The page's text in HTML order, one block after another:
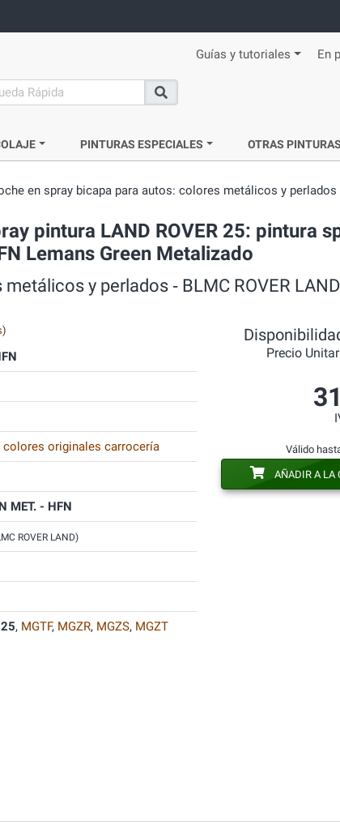
Guías y tutoriales En
Buscar
PINTURAS ESPECIALES OTRAS
en spray bicapa para autos: colores metálicos y perlados
pintura LAND ROVER 25: pintura
Lemans Green Metalizado
y perlados ‐ BLMC ROVER LAND
)
colores originales carrocería
MET. - HFN
ROVER LAND)
25, MGTF, MGZR, MGZS, MGZT
Precio
Válido
AÑADIR A LA